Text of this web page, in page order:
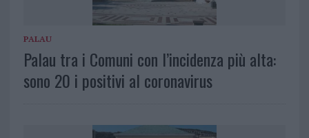
PALAU
Palau tra i Comuni con l’incidenza più alta:
sono 20 i positivi al coronavirus